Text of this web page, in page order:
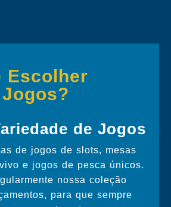
Escolher
de Jogos
de jogos de slots, mesas
e jogos de pesca únicos.
nossa coleção
para que sempre